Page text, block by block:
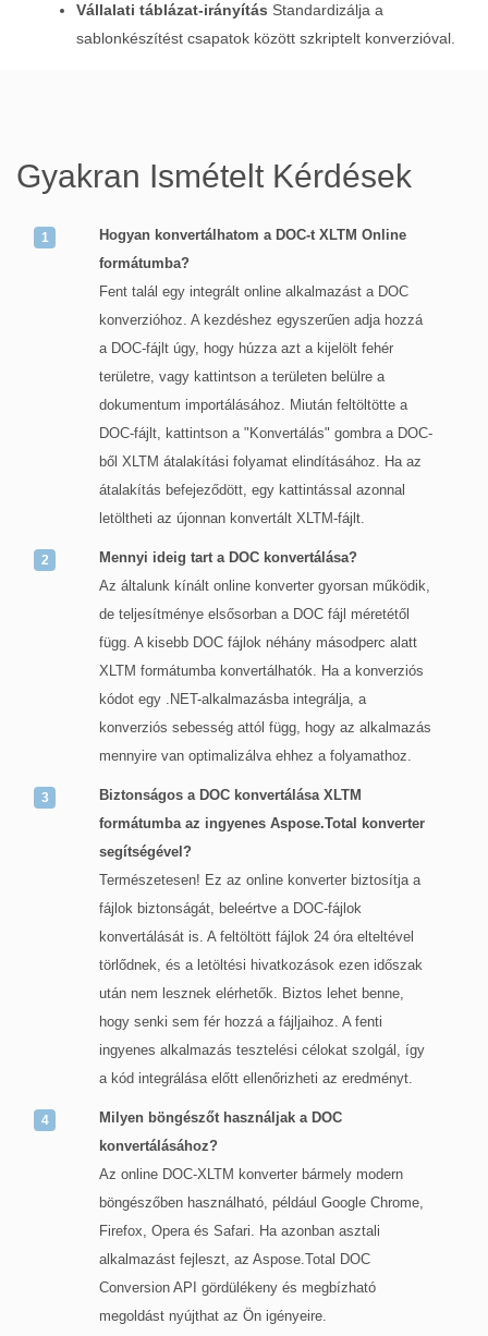
Vállalati táblázat‑irányítás Standardizálja a
sablonkészítést csapatok között szkriptelt konverzióval.
Gyakran Ismételt Kérdések
Hogyan konvertálhatom a DOC-t XLTM Online
formátumba?
Fent talál egy integrált online alkalmazást a DOC
konverzióhoz. A kezdéshez egyszerűen adja hozzá
a DOC-fájlt úgy, hogy húzza azt a kijelölt fehér
területre, vagy kattintson a területen belülre a
dokumentum importálásához. Miután feltöltötte a
DOC-fájlt, kattintson a "Konvertálás" gombra a DOC-
ből XLTM átalakítási folyamat elindításához. Ha az
átalakítás befejeződött, egy kattintással azonnal
letöltheti az újonnan konvertált XLTM-fájlt.
Mennyi ideig tart a DOC konvertálása?
Az általunk kínált online konverter gyorsan működik,
de teljesítménye elsősorban a DOC fájl méretétől
függ. A kisebb DOC fájlok néhány másodperc alatt
XLTM formátumba konvertálhatók. Ha a konverziós
kódot egy .NET-alkalmazásba integrálja, a
konverziós sebesség attól függ, hogy az alkalmazás
mennyire van optimalizálva ehhez a folyamathoz.
Biztonságos a DOC konvertálása XLTM
formátumba az ingyenes Aspose.Total konverter
segítségével?
Természetesen! Ez az online konverter biztosítja a
fájlok biztonságát, beleértve a DOC-fájlok
konvertálását is. A feltöltött fájlok 24 óra elteltével
törlődnek, és a letöltési hivatkozások ezen időszak
után nem lesznek elérhetők. Biztos lehet benne,
hogy senki sem fér hozzá a fájljaihoz. A fenti
ingyenes alkalmazás tesztelési célokat szolgál, így
a kód integrálása előtt ellenőrizheti az eredményt.
Milyen böngészőt használjak a DOC
konvertálásához?
Az online DOC-XLTM konverter bármely modern
böngészőben használható, például Google Chrome,
Firefox, Opera és Safari. Ha azonban asztali
alkalmazást fejleszt, az Aspose.Total DOC
Conversion API gördülékeny és megbízható
megoldást nyújthat az Ön igényeire.